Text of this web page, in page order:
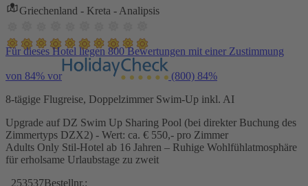
Griechenland - Kreta - Analipsis
Für dieses Hotel liegen 800 Bewertungen mit einer Zustimmung
von 84% vor (800) 84%
8-tägige Flugreise, Doppelzimmer Swim-Up inkl. AI
Upgrade auf DZ Swim Up Sharing Pool (bei direkter Buchung des
Zimmertyps DZX2) - Wert: ca. € 550,- pro Zimmer
Adults Only Stil-Hotel ab 16 Jahren – Ruhige Wohlfühlatmosphäre
für erholsame Urlaubstage zu zweit
253537Bestellnr.: